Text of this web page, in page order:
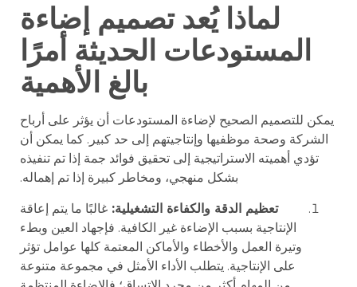
لماذا يُعد تصميم إضاءة
المستودعات الحديثة أمرًا
بالغ الأهمية
يمكن للتصميم الصحيح لإضاءة المستودعات أن يؤثر على أرباح
الشركة وصحة موظفيها وإنتاجيتهم إلى حد كبير. كما يمكن أن
تؤدي أهميته الاستراتيجية إلى تحقيق فوائد جمة إذا تم تنفيذه
بشكل منهجي، ومخاطر كبيرة إذا تم إهماله.
تعظيم الدقة والكفاءة التشغيلية: غالبًا ما يتم إعاقة
الإنتاجية بسبب الإضاءة غير الكافية. فإجهاد العين وبطء
وتيرة العمل والأخطاء والأماكن المعتمة كلها عوامل تؤثر
على الإنتاجية. يتطلب الأداء الأمثل في مجموعة متنوعة